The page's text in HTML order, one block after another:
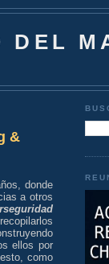
DEL
&
donde
a otros
ellos por
como